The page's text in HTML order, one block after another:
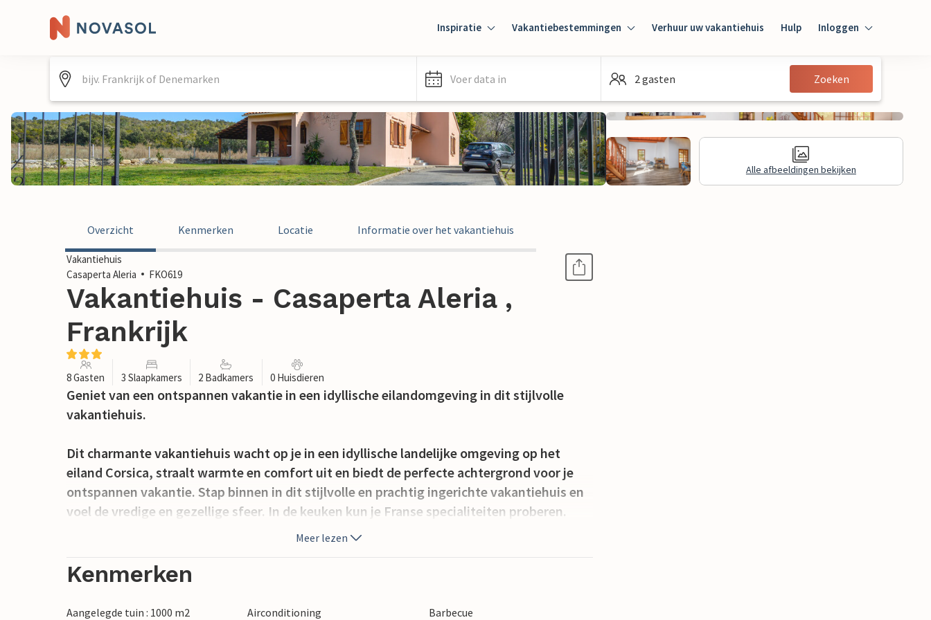
Inspiratie Vakantiebestemmingen Verhuur uw vakantiehuis Hulp Inloggen
Inloggen
Gast
Voer data in 2 gasten Zoeken
Alle afbeeldingen bekijken
Overzicht Kenmerken Locatie Informatie over het vakantiehuis
Vakantiehuis
Casaperta Aleria
FKO619
Vakantiehuis - Casaperta Aleria ,
Frankrijk
8 Gasten 3 Slaapkamers 2 Badkamers 0 Huisdieren
Geniet van een ontspannen vakantie in een idyllische eilandomgeving in dit stijlvolle
vakantiehuis.
Dit charmante vakantiehuis wacht op je in een idyllische landelijke omgeving op het
eiland Corsica, straalt warmte en comfort uit en biedt de perfecte achtergrond voor je
ontspannen vakantie. Stap binnen in dit stijlvolle en prachtig ingerichte vakantiehuis en
voel de vredige en gezellige sfeer. In de keuken kun je Franse specialiteiten proberen.
Kook hier met je gezin en praat over je vakantieplannen terwijl je samen eet aan de
open haard je uit om ontspannende uren door te brengen met lezen of spelletjes spelen.
Speel voetbal op het grasveld of gebruik de barbecue om gezellig te dineren.
Meer lezen
Kenmerken
Aangelegde tuin : 1000 m2 Airconditioning
Barbecue